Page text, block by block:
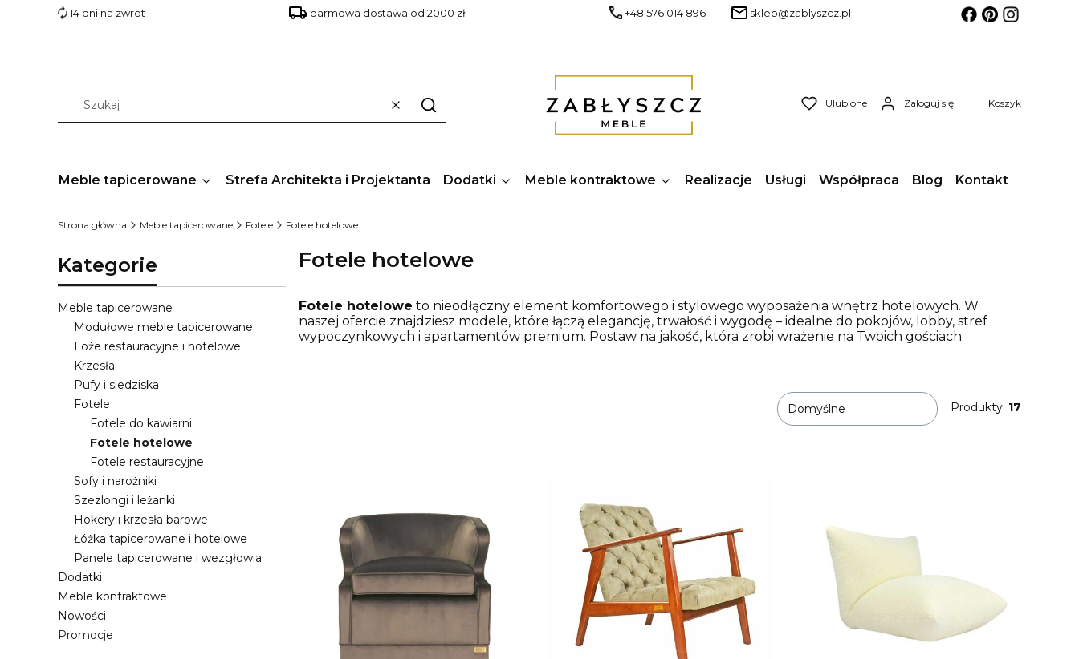
14 dni na zwrot darmowa dostawa od 2000 zł +48 576 014 896 sklep@zablyszcz.pl
WyczyśćSzukaj
Ulubione Zaloguj się Produkty w
Koszyk
Meble tapicerowane Strefa Architekta i Projektanta Dodatki Meble kontraktowe Realizacje Usługi Współpraca Blog Kontakt
Strona główna Meble tapicerowane Fotele Fotele hotelowe
Kategorie
Meble tapicerowane
Modułowe meble tapicerowane
Loże restauracyjne i hotelowe
Krzesła
Pufy i siedziska
Fotele
Fotele do kawiarni
Fotele hotelowe
Fotele restauracyjne
Sofy i narożniki
Szezlongi i leżanki
Hokery i krzesła barowe
Łóżka tapicerowane i hotelowe
Panele tapicerowane i wezgłowia
Dodatki
Meble kontraktowe
Nowości
Promocje
Fotele hotelowe
Fotele hotelowe to nieodłączny element komfortowego i stylowego wyposażenia wnętrz hotelowych. W
naszej ofercie znajdziesz modele, które łączą elegancję, trwałość i wygodę – idealne do pokojów, lobby, stref
wypoczynkowych i apartamentów premium. Postaw na jakość, która zrobi wrażenie na Twoich gościach.
Domyślne Produkty: 17